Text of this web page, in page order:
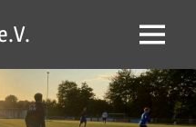
Menü